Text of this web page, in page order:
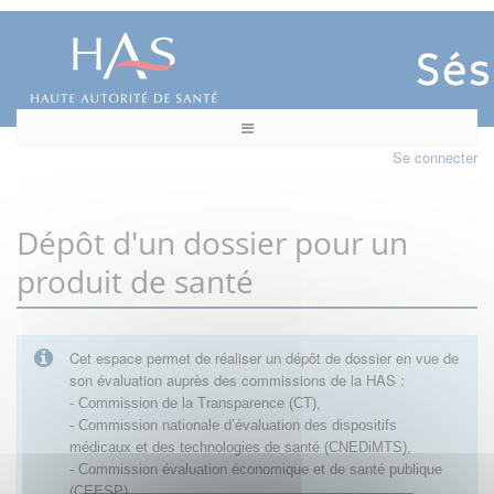
Se connecter
Dépôt d'un dossier pour un
produit de santé
Cet espace permet de réaliser un dépôt de dossier en vue de
son évaluation auprès des commissions de la HAS :
- Commission de la Transparence (CT),
- Commission nationale d’évaluation des dispositifs
médicaux et des technologies de santé (CNEDiMTS),
- Commission évaluation économique et de santé publique